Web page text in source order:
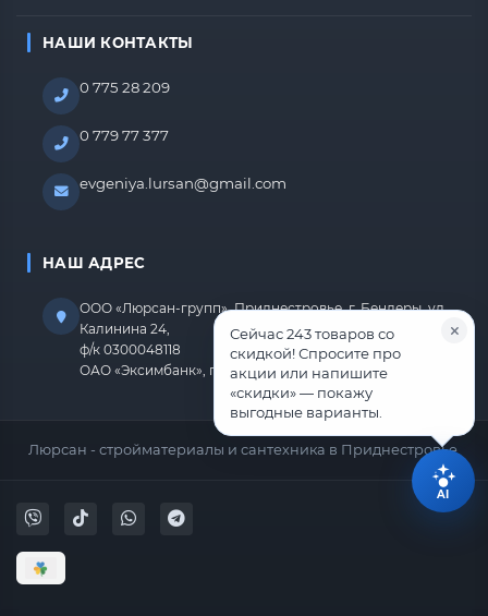
НАШИ КОНТАКТЫ
0 775 28 209
0 779 77 377
evgeniya.lursan@gmail.com
НАШ АДРЕС
ООО «Люрсан-групп», Приднестровье, г. Бендеры, ул.
Калинина 24,
ф/к 0300048118
ОАО «Эксимбанк», г.Бендеры, р/с 2212670000000818
Люрсан - стройматериалы и сантехника в Приднестровье.
Сейчас 243 товаров со
скидкой! Спросите про
акции или напишите
«скидки» — покажу
выгодные варианты.
AI